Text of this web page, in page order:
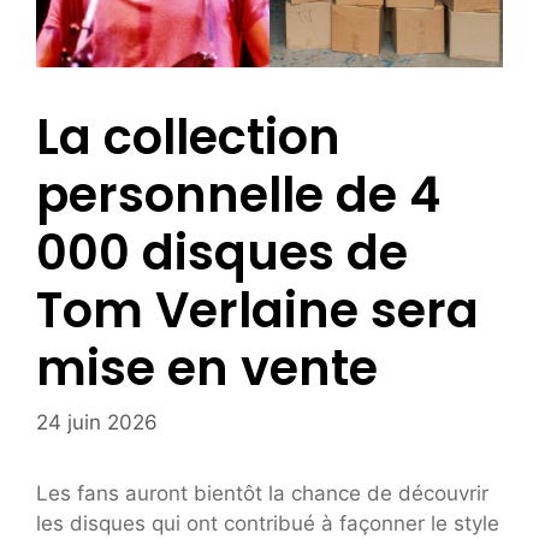
La collection
personnelle de 4
000 disques de
Tom Verlaine sera
mise en vente
24 juin 2026
Les fans auront bientôt la chance de découvrir
les disques qui ont contribué à façonner le style